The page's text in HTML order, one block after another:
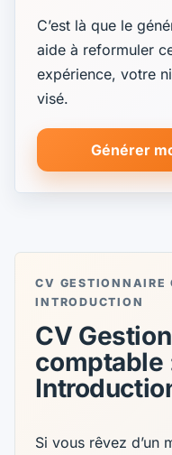
C’est là que le
aide à reformuler
expérience, votre
visé.
Générer
CV GESTIONNAIRE
INTRODUCTION
CV
comptable
Si vous rêvez d’un